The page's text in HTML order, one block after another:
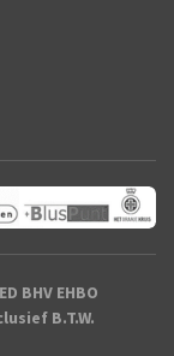
BHV EHBO
B.T.W.